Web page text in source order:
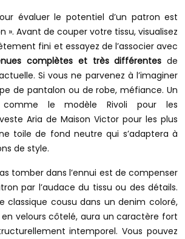
évaluer le potentiel d’un patron est
». Avant de couper votre tissu, visualisez
fini et essayez de l’associer avec
complètes et très différentes de
Si vous ne parvenez à l’imaginer
de pantalon ou de robe, méfiance. Un
comme le modèle Rivoli pour les
Aria de Maison Victor pour les plus
toile de fond neutre qui s’adaptera à
de style.
tomber dans l’ennui est de compenser
par l’audace du tissu ou des détails.
classique cousu dans un denim coloré,
velours côtelé, aura un caractère fort
intemporel. Vous pouvez